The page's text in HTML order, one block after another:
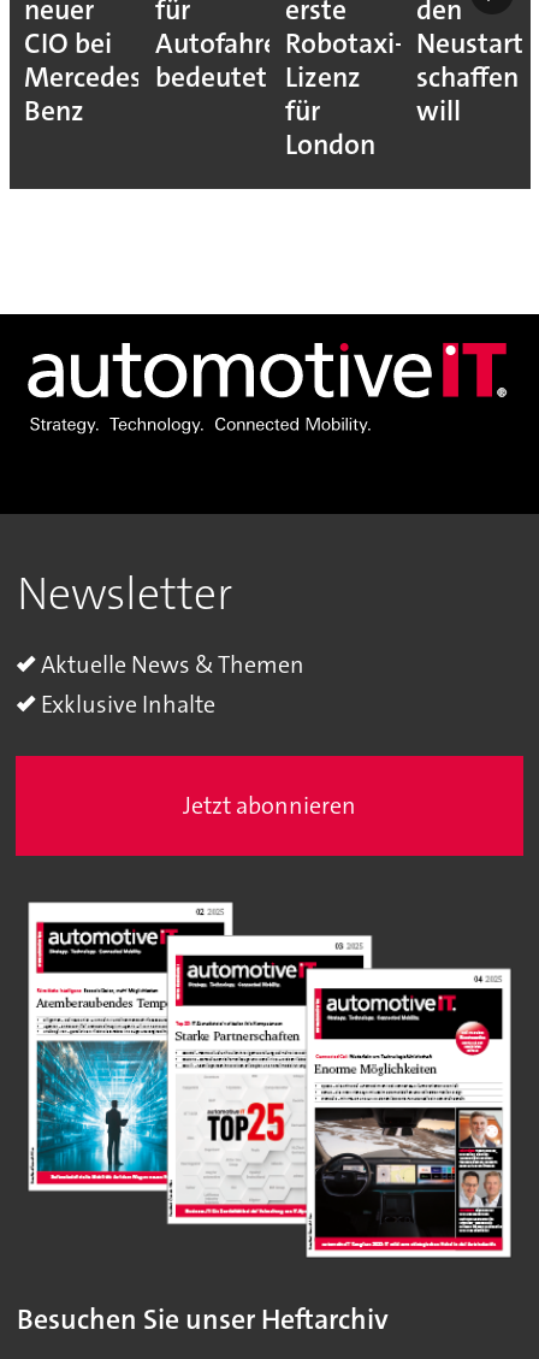
neuer
CIO bei
Mercedes-
Benz
für
Autofahrer
bedeutet
erste
Robotaxi-
Lizenz
für
London
den
Neustart
schaffen
will
Newsletter
Aktuelle News & Themen
Exklusive Inhalte
Jetzt abonnieren
Besuchen Sie unser Heftarchiv